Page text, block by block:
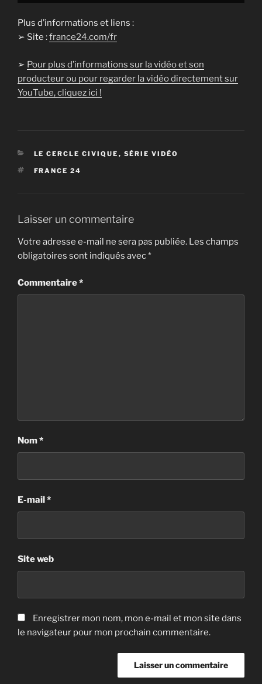
Plus d’informations et liens :
➢ Site :france24.com/fr
➢ Pour plus d’informations sur la vidéo et son
producteur ou pour regarder la vidéo directement sur
YouTube, cliquez ici !
CATÉGORIES
LE CERCLE CIVIQUE , SÉRIE VIDÉO
ÉTIQUETTES
FRANCE 24
Laisser un commentaire
Votre adresse e-mail ne sera pas publiée. Les champs
obligatoires sont indiqués avec*
Commentaire*
Nom*
E-mail*
Site web
Enregistrer mon nom, mon e-mail et mon site dans
le navigateur pour mon prochain commentaire.